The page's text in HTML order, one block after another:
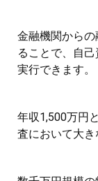
金融機関から
ることで、自
実行できます。
年収1,500万円
査において大き